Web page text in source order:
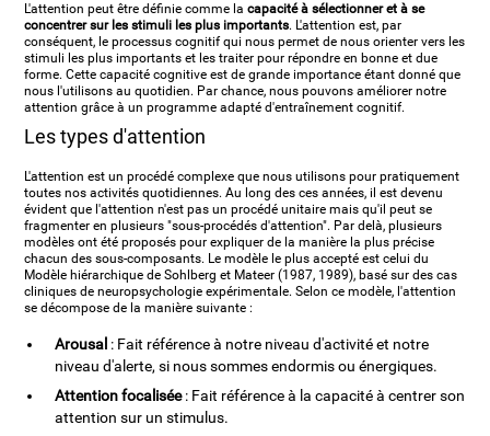
L'attention peut être définie comme lacapacité à sélectionner et à se
concentrer sur les stimuli les plus importants. L'attention est, par
conséquent, le processus cognitif qui nous permet de nous orienter vers les
stimuli les plus importants et les traiter pour répondre en bonne et due
forme. Cette capacité cognitive est de grande importance étant donné que
nous l'utilisons au quotidien. Par chance, nous pouvons améliorer notre
attention grâce à un programme adapté d'entraînement cognitif.
Les types d'attention
L'attention est un procédé complexe que nous utilisons pour pratiquement
toutes nos activités quotidiennes. Au long des ces années, il est devenu
évident que l'attention n'est pas un procédé unitaire mais qu'il peut se
fragmenter en plusieurs "sous-procédés d'attention". Par delà, plusieurs
modèles ont été proposés pour expliquer de la manière la plus précise
chacun des sous-composants. Le modèle le plus accepté est celui du
Modèle hiérarchique de Sohlberg et Mateer (1987, 1989), basé sur des cas
cliniques de neuropsychologie expérimentale. Selon ce modèle, l'attention
se décompose de la manière suivante :
Arousal : Fait référence à notre niveau d'activité et notre
niveau d'alerte, si nous sommes endormis ou énergiques.
Attention focalisée: Fait référence à la capacité à centrer son
attention sur un stimulus.